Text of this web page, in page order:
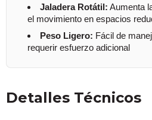
Jaladera Rotátil: Aumenta
el movimiento en espacios
Peso Ligero: Fácil de
requerir esfuerzo adicional
Detalles Técnicos